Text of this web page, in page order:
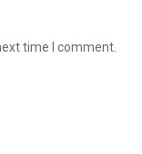
time I comment.